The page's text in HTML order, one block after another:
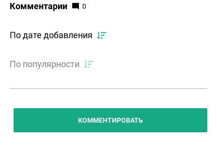
Комментарии 0
По дате добавления
По популярности
КОММЕНТИРОВАТЬ